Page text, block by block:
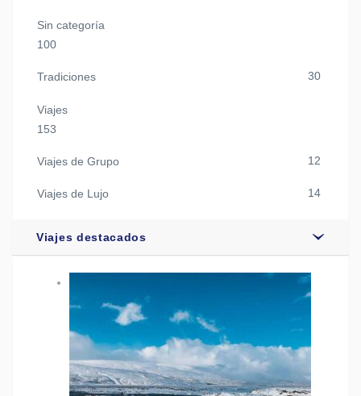
Sin categoría
100
Tradiciones 30
Viajes
153
Viajes de Grupo 12
Viajes de Lujo 14
Viajes destacados